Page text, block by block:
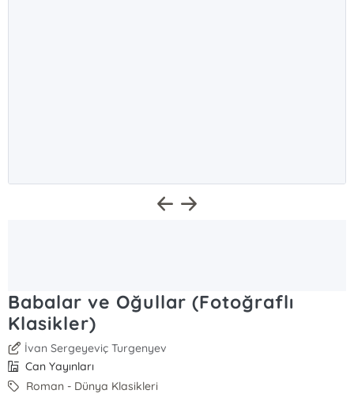
Babalar ve Oğullar (Fotoğraflı
Klasikler)
İvan Sergeyeviç Turgenyev
Can Yayınları
Roman - Dünya Klasikleri